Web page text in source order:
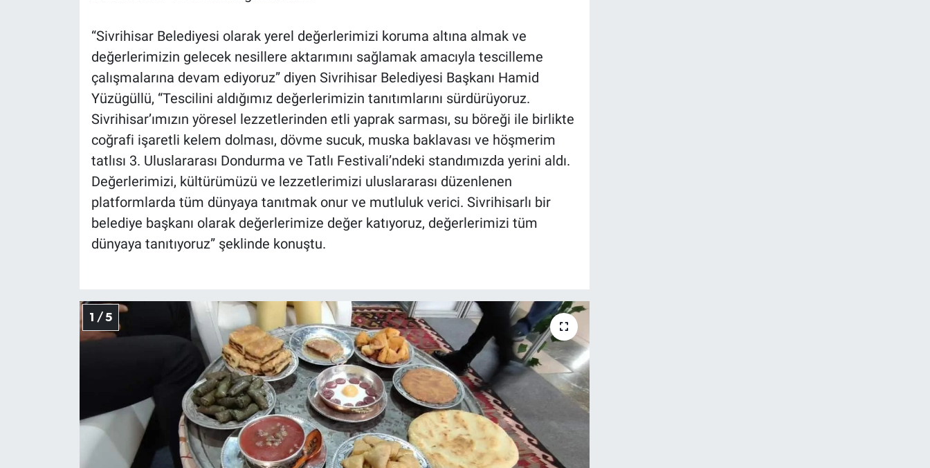
“Sivrihisar Belediyesi olarak yerel değerlerimizi koruma altına almak ve
değerlerimizin gelecek nesillere aktarımını sağlamak amacıyla tescilleme
çalışmalarına devam ediyoruz” diyen Sivrihisar Belediyesi Başkanı Hamid
Yüzügüllü, “Tescilini aldığımız değerlerimizin tanıtımlarını sürdürüyoruz.
Sivrihisar’ımızın yöresel lezzetlerinden etli yaprak sarması, su böreği ile birlikte
coğrafi işaretli kelem dolması, dövme sucuk, muska baklavası ve höşmerim
tatlısı 3. Uluslararası Dondurma ve Tatlı Festivali’ndeki standımızda yerini aldı.
Değerlerimizi, kültürümüzü ve lezzetlerimizi uluslararası düzenlenen
platformlarda tüm dünyaya tanıtmak onur ve mutluluk verici. Sivrihisarlı bir
belediye başkanı olarak değerlerimize değer katıyoruz, değerlerimizi tüm
dünyaya tanıtıyoruz” şeklinde konuştu.
1 / 5